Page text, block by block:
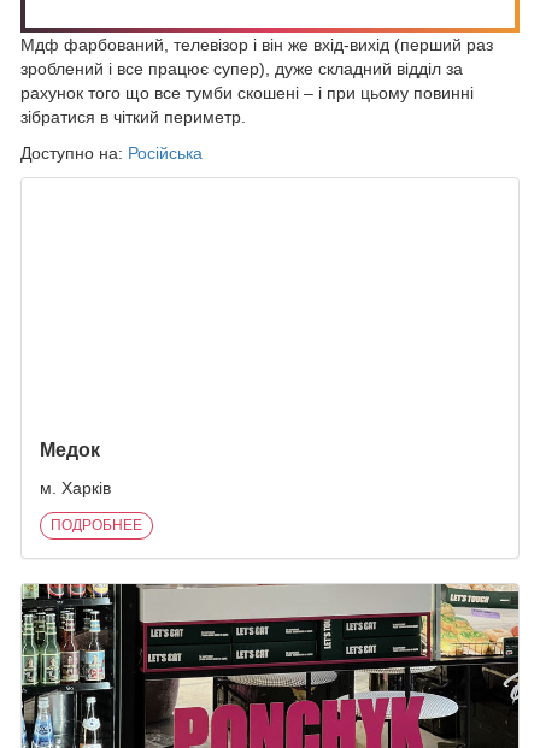
Мдф фарбований, телевізор і він же вхід-вихід (перший раз
зроблений і все працює супер), дуже складний відділ за
рахунок того що все тумби скошені – і при цьому повинні
зібратися в чіткий периметр.
Доступно на: Російська
Медок
м. Харків
ПОДРОБНЕЕ